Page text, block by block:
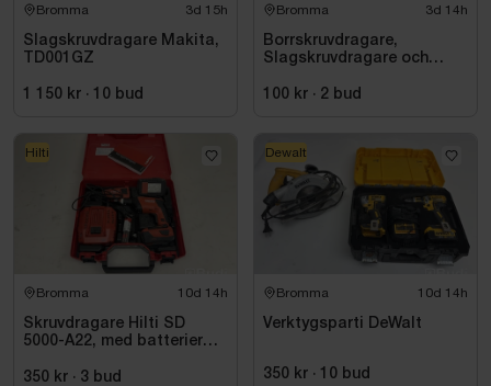
Bromma 3d 15h
Slagskruvdragare Makita,
TD001GZ
1 150 kr · 10 bud
Bromma 3d 14h
Borrskruvdragare,
Slagskruvdragare och
100 kr · 2 bud
Bromma 10d 14h
Skruvdragare Hilti SD
5000-A22, med batterier
350 kr · 3 bud
Hilti
Bromma 10d 14h
Verktygsparti DeWalt
350 kr · 10 bud
Dewalt